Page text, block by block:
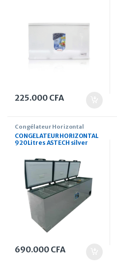
225.000 CFA
Congélateur Horizontal
CONGELATEUR HORIZONTAL
920Litres ASTECH silver
690.000 CFA